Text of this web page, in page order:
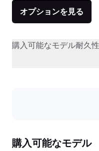
オプションを見る
購入可能なモデル耐久性
購入可能なモデル